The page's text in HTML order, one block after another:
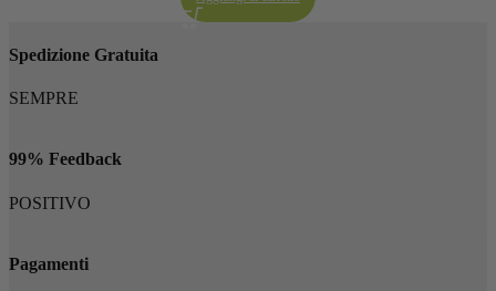
originaleattuale
Spedizione Gratuita
SEMPRE
99% Feedback
POSITIVO
Pagamenti